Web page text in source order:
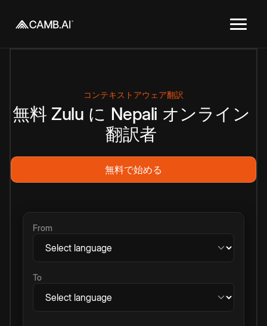
コンテキストアウェア翻訳
無料 Zulu に Nepali オンライン
翻訳者
無料で始める
From
To